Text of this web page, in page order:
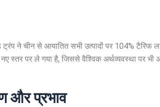
ट्रंप ने चीन से आयातित सभी उत्पादों पर 104%
नए स्तर पर ले गया है, जिससे वैश्विक अर्थव्यवस्था पर
और प्रभाव